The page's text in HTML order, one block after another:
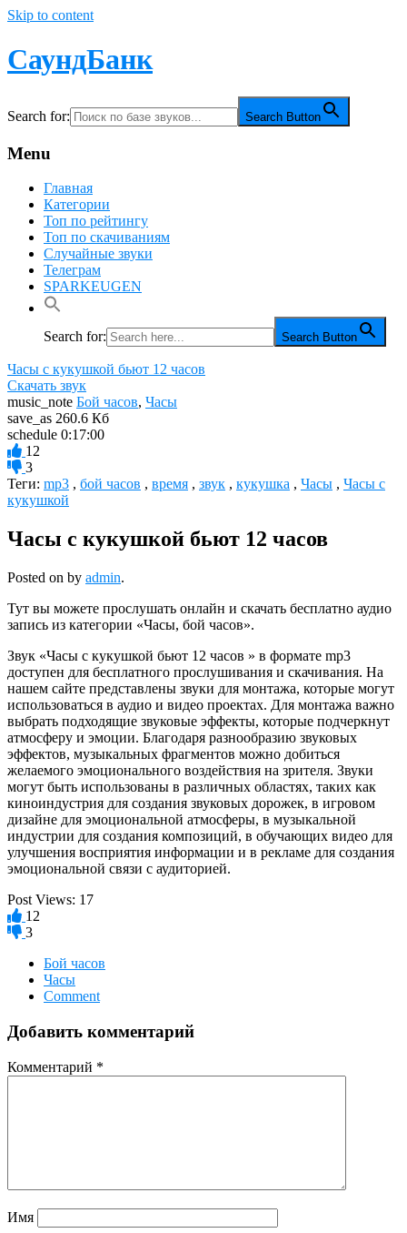
Skip to content
СаундБанк
Search for: Search Button
Menu
Главная
Категории
Топ по рейтингу
Топ по скачиваниям
Случайные звуки
Телеграм
SPARKEUGEN
Search for: Search Button
Часы с кукушкой бьют 12 часов
Скачать звук
music_note Бой часов, Часы
save_as 260.6 Кб
schedule 0:17:00
12
3
Теги: mp3 , бой часов , время , звук , кукушка , Часы , Часы с
кукушкой
Часы с кукушкой бьют 12 часов
Posted on by admin.
Тут вы можете прослушать онлайн и скачать бесплатно аудио
запись из категории «Часы, бой часов».
Звук «Часы с кукушкой бьют 12 часов » в формате mp3
доступен для бесплатного прослушивания и скачивания. На
нашем сайте представлены звуки для монтажа, которые могут
использоваться в аудио и видео проектах. Для монтажа важно
выбрать подходящие звуковые эффекты, которые подчеркнут
атмосферу и эмоции. Благодаря разнообразию звуковых
эффектов, музыкальных фрагментов можно добиться
желаемого эмоционального воздействия на зрителя. Звуки
могут быть использованы в различных областях, таких как
киноиндустрия для создания звуковых дорожек, в игровом
дизайне для эмоциональной атмосферы, в музыкальной
индустрии для создания композиций, в обучающих видео для
улучшения восприятия информации и в рекламе для создания
эмоциональной связи с аудиторией.
Post Views: 17
12
3
Бой часов
Часы
Comment
Добавить комментарий
Комментарий *
Имя